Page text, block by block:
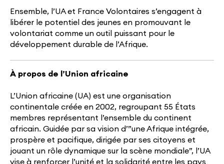
Ensemble, l’UA et France Volontaires s’engagent à
libérer le potentiel des jeunes en promouvant le
volontariat comme un outil puissant pour le
développement durable de l’Afrique.
À propos de l’Union africaine
L’Union africaine (UA) est une organisation
continentale créée en 2002, regroupant 55 États
membres représentant l’ensemble du continent
africain. Guidée par sa vision d’”une Afrique intégrée,
prospère et pacifique, dirigée par ses citoyens et
jouant un rôle dynamique sur la scène mondiale”, l’UA
vise à renforcer l’unité et la solidarité entre les pays